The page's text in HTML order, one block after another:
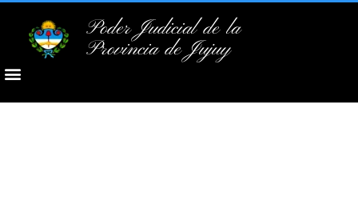
Poder Judicial de la
Provincia de Jujuy